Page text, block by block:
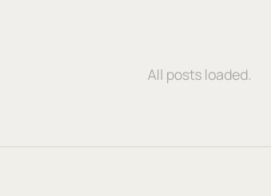
All posts loaded.